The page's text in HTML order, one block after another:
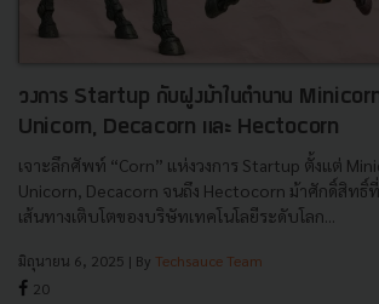
วงการ Startup กับฝูงม้าในตำนาน
Unicorn, Decacorn และ Hectocorn
เจาะลึกศัพท์ “Corn” แห่งวงการ Startup ตั้งแต่
Unicorn, Decacorn จนถึง Hectocorn ม้าศักดิ์สิท
เส้นทางเติบโตของบริษัทเทคโนโลยีระดับโลก...
มิถุนายน 6, 2025 | By Techsauce Team
20